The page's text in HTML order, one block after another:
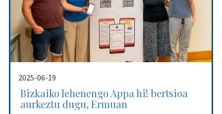
2025-06-19
Bizkaiko lehenengo Appa hi! bertsioa
aurkeztu dugu, Ermuan